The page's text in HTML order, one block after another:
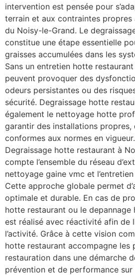
intervention est pensée pour
terrain et aux contraintes propres
du Noisy-le-Grand. Le
constitue une étape essentielle
graisses accumulées dans les
Sans un entretien hotte
peuvent provoquer des
odeurs persistantes ou des
sécurité. Degraissage hotte
également le nettoyage hotte
garantir des installations propres,
conformes aux normes en
Degraissage hotte restaurant à
compte l’ensemble du réseau
nettoyage gaine vmc et
Cette approche globale permet
optimale et durable. En cas de
hotte restaurant ou le
est réalisé avec réactivité afin de
l’activité. Grâce à cette vision
hotte restaurant accompagne les
restauration dans une démarche
prévention et de performance sur